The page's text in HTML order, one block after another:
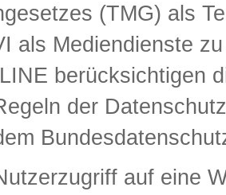
(TMG) als
als Mediendienste
berücksichtigen
der
auf eine